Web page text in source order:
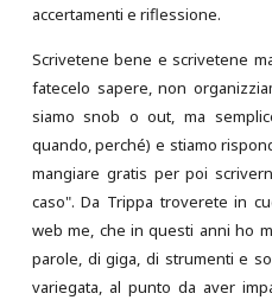
accertamenti e riflessione.
Scrivetene bene e scrivetene
fatecelo sapere, non
siamo snob o out, ma
quando, perché) e stiamo
mangiare gratis per poi
caso". Da Trippa troverete in
web me, che in questi anni ho
parole, di giga, di strumenti e
variegata, al punto da aver